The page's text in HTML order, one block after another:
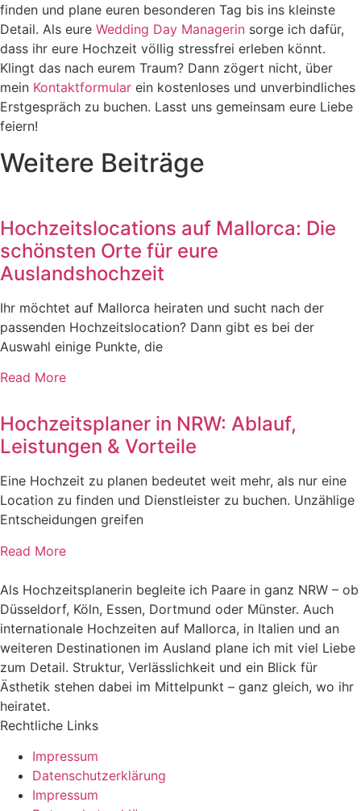
finden und plane euren besonderen Tag bis ins kleinste
Detail. Als eure Wedding Day Managerin sorge ich dafür,
dass ihr eure Hochzeit völlig stressfrei erleben könnt.
Klingt das nach eurem Traum? Dann zögert nicht, über
mein Kontaktformular ein kostenloses und unverbindliches
Erstgespräch zu buchen. Lasst uns gemeinsam eure Liebe
feiern!
Weitere Beiträge
Hochzeitslocations auf Mallorca: Die
schönsten Orte für eure
Auslandshochzeit
Ihr möchtet auf Mallorca heiraten und sucht nach der
passenden Hochzeitslocation? Dann gibt es bei der
Auswahl einige Punkte, die
Read More
Hochzeitsplaner in NRW: Ablauf,
Leistungen & Vorteile
Eine Hochzeit zu planen bedeutet weit mehr, als nur eine
Location zu finden und Dienstleister zu buchen. Unzählige
Entscheidungen greifen
Read More
Als Hochzeitsplanerin begleite ich Paare in ganz NRW – ob
Düsseldorf, Köln, Essen, Dortmund oder Münster. Auch
internationale Hochzeiten auf Mallorca, in Italien und an
weiteren Destinationen im Ausland plane ich mit viel Liebe
zum Detail. Struktur, Verlässlichkeit und ein Blick für
Ästhetik stehen dabei im Mittelpunkt – ganz gleich, wo ihr
heiratet.
Rechtliche Links
Impressum
Datenschutzerklärung
Impressum